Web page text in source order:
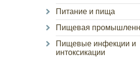
Питание и пища
Пищевая
Пищевые инфекции и
интоксикации